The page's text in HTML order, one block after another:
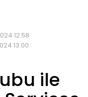
12:58
13:00
ile